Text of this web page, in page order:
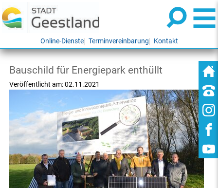
Online-Dienste Terminvereinbarung Kontakt
Bauschild für Energiepark enthüllt
Veröffentlicht am:02.11.2021